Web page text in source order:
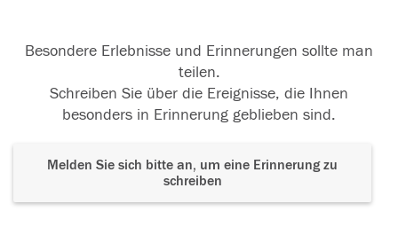
Besondere Erlebnisse und Erinnerungen sollte man
teilen.
Schreiben Sie über die Ereignisse, die Ihnen
besonders in Erinnerung geblieben sind.
Melden Sie sich bitte an, um eine Erinnerung zu
schreiben